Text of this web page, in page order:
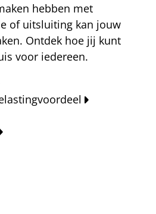
hebben met
of uitsluiting kan jouw
Ontdek hoe jij kunt
voor iedereen.